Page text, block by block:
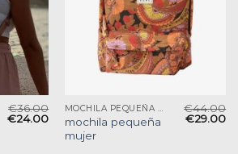
€36.00
€24.00
MOCHILA PEQUEÑA MUJER
mochila pequeña
mujer
€44.00
€29.00